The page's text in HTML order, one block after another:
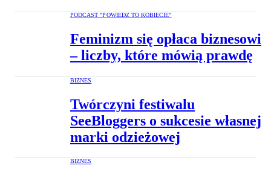
PODCAST "POWIEDZ TO KOBIECIE"
Feminizm się opłaca biznesowi
– liczby, które mówią prawdę
BIZNES
Twórczyni festiwalu
SeeBloggers o sukcesie własnej
marki odzieżowej
BIZNES